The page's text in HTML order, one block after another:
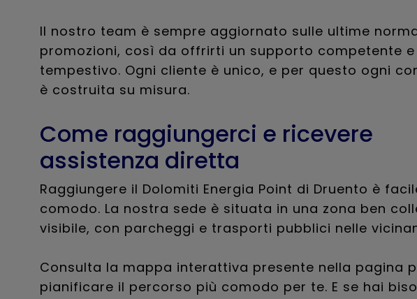
Il nostro team è sempre aggiornato sulle ultime
promozioni, così da offrirti un supporto competente e
tempestivo. Ogni cliente è unico, e per questo ogni
è costruita su misura.
Come raggiungerci e ricevere
assistenza diretta
Raggiungere il Dolomiti Energia Point di Druento è
comodo. La nostra sede è situata in una zona ben
visibile, con parcheggi e trasporti pubblici nelle
Consulta la mappa interattiva presente nella pagina
pianificare il percorso più comodo per te. E se hai